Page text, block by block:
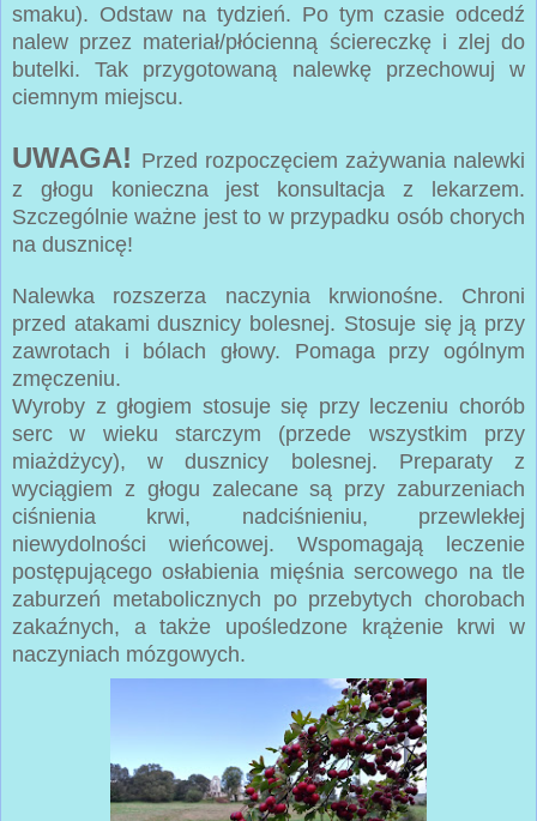
smaku). Odstaw na tydzień. Po tym czasie odcedź
nalew przez materiał/płócienną ściereczkę i zlej do
butelki. Tak przygotowaną nalewkę przechowuj w
ciemnym miejscu.
UWAGA! Przed rozpoczęciem zażywania nalewki
z głogu konieczna jest konsultacja z lekarzem.
Szczególnie ważne jest to w przypadku osób chorych
na dusznicę!
Nalewka rozszerza naczynia krwionośne. Chroni
przed atakami dusznicy bolesnej. Stosuje się ją przy
zawrotach i bólach głowy. Pomaga przy ogólnym
zmęczeniu.
Wyroby z głogiem stosuje się przy leczeniu chorób
serc w wieku starczym (przede wszystkim przy
miażdżycy), w dusznicy bolesnej. Preparaty z
wyciągiem z głogu zalecane są przy zaburzeniach
ciśnienia krwi, nadciśnieniu, przewlekłej
niewydolności wieńcowej. Wspomagają leczenie
postępującego osłabienia mięśnia sercowego na tle
zaburzeń metabolicznych po przebytych chorobach
zakaźnych, a także upośledzone krążenie krwi w
naczyniach mózgowych.